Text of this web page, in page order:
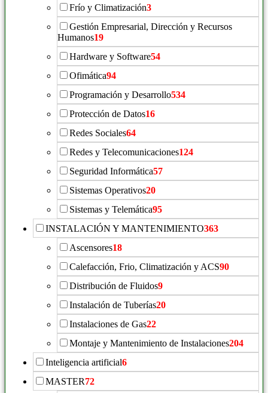
Frío y Climatización3
Gestión Empresarial, Dirección y Recursos
Humanos19
Hardware y Software54
Ofimática94
Programación y Desarrollo534
Protección de Datos16
Redes Sociales64
Redes y Telecomunicaciones124
Seguridad Informática57
Sistemas Operativos20
Sistemas y Telemática95
INSTALACIÓN Y MANTENIMIENTO363
Ascensores18
Calefacción, Frio, Climatización y ACS90
Distribución de Fluidos9
Instalación de Tuberías20
Instalaciones de Gas22
Montaje y Mantenimiento de Instalaciones204
Inteligencia artificial6
MASTER72